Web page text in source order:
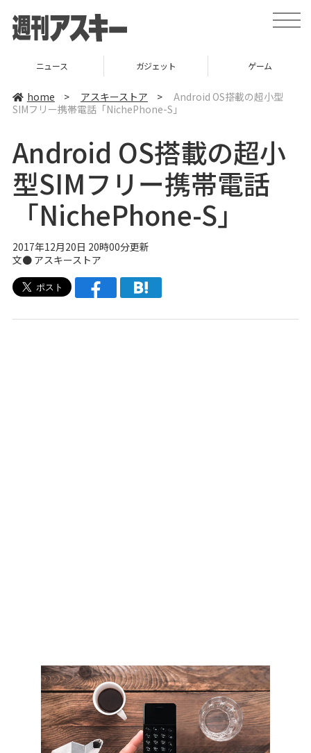
t
o
ニュース ガジェット ゲーム
home > アスキーストア >
Android OS搭載の超小型
SIMフリー携帯電話「NichePhone-S」
Android OS搭載の超小
型SIMフリー携帯電話
「NichePhone-S」
2017年12月20日 20時00分更新
文● アスキーストア